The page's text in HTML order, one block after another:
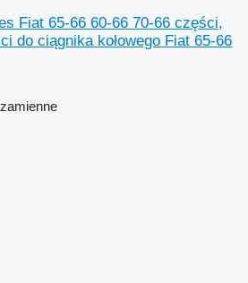
Fiat 65-66 60-66 70-66 części,
do ciągnika kołowego Fiat 65-66